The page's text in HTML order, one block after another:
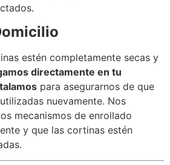
estén completamente secas y
directamente en tu
para asegurarnos de que
nuevamente. Nos
mecanismos de enrollado
y que las cortinas estén